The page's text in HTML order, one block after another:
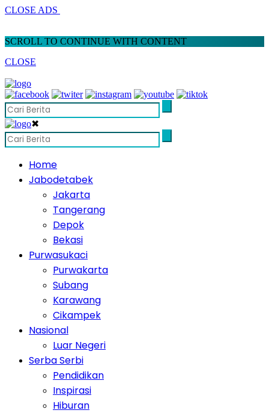
CLOSE ADS
SCROLL TO CONTINUE WITH CONTENT
CLOSE
✖
Home
Jabodetabek
Jakarta
Tangerang
Depok
Bekasi
Purwasukaci
Purwakarta
Subang
Karawang
Cikampek
Nasional
Luar Negeri
Serba Serbi
Pendidikan
Inspirasi
Hiburan